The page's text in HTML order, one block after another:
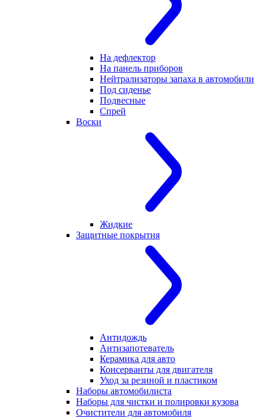
На дефлектор
На панель приборов
Нейтрализаторы запаха в автомобили
Под сиденье
Подвесные
Спрей
Воски
Жидкие
Защитные покрытия
Антидождь
Антизапотеватель
Керамика для авто
Консерванты для двигателя
Уход за резиной и пластиком
Наборы автомобилиста
Наборы для чистки и полировки кузова
Очистители для автомобиля